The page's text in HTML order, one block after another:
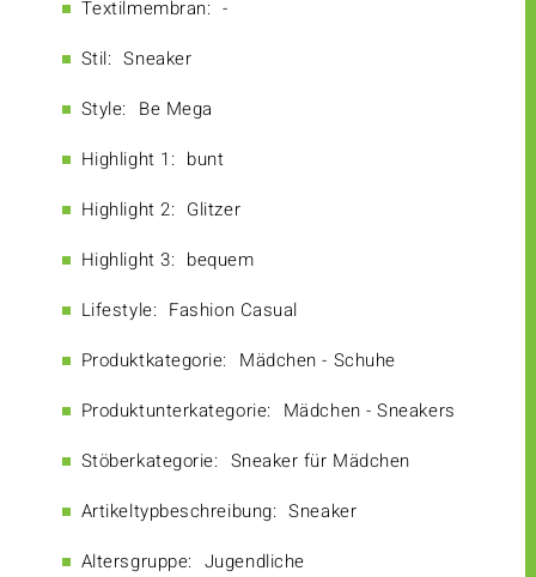
Textilmembran: -
Stil: Sneaker
Style: Be Mega
Highlight 1: bunt
Highlight 2: Glitzer
Highlight 3: bequem
Lifestyle: Fashion Casual
Produktkategorie: Mädchen - Schuhe
Produktunterkategorie: Mädchen - Sneakers
Stöberkategorie: Sneaker für Mädchen
Artikeltypbeschreibung: Sneaker
Altersgruppe: Jugendliche